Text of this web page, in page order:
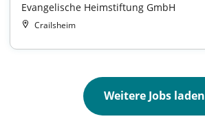
Evangelische Heimstiftung GmbH
Crailsheim
Weitere Jobs laden